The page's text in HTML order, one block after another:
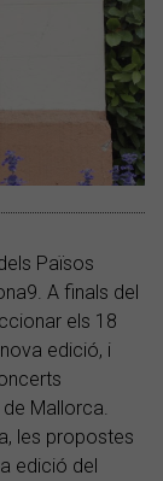
Països
A finals del
els 18
edició, i
Mallorca.
les propostes
edició del